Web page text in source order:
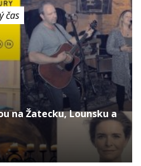
čas
na Žatecku, Lounsku a